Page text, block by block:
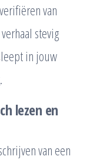
van
stevig
in jouw
lezen en
van een